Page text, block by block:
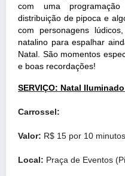
com uma
distribuição de pipoca e
com personagens
natalino para espalhar
Natal. São momentos
e boas recordações!
SERVIÇO: Natal
Carrossel:
Valor: R$ 15 por 10
Local: Praça de Eventos